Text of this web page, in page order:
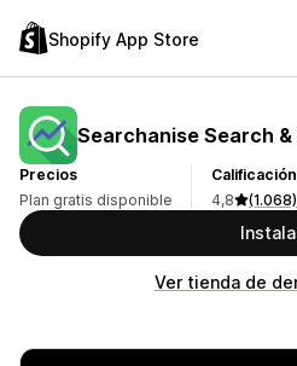
Shopify App Store
Searchanise Search &
Precios
Plan gratis disponible
Calificación
4,8
(1.068)
Ver tienda de